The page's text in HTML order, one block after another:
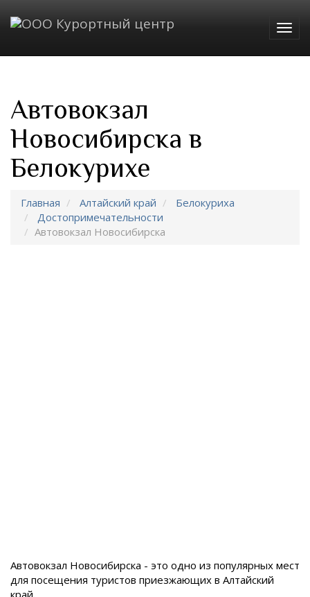
Автовокзал
Новосибирска в
Белокурихе
Главная Алтайский край
Белокуриха
Достопримечательности
Автовокзал Новосибирска
Автовокзал Новосибирска - это одно из популярных мест
для посещения туристов приезжающих в Алтайский
край.